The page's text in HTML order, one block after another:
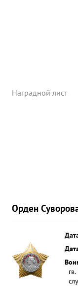
Наградной лист
Орден